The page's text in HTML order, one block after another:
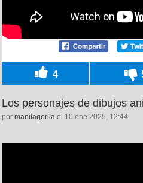
4
Los personajes de dibujos
por manilagorila el 10 ene 2025, 12:44